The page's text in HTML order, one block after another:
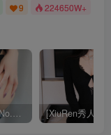
9 224650W+
[XiuRen秀人网] No.8668 模特合集